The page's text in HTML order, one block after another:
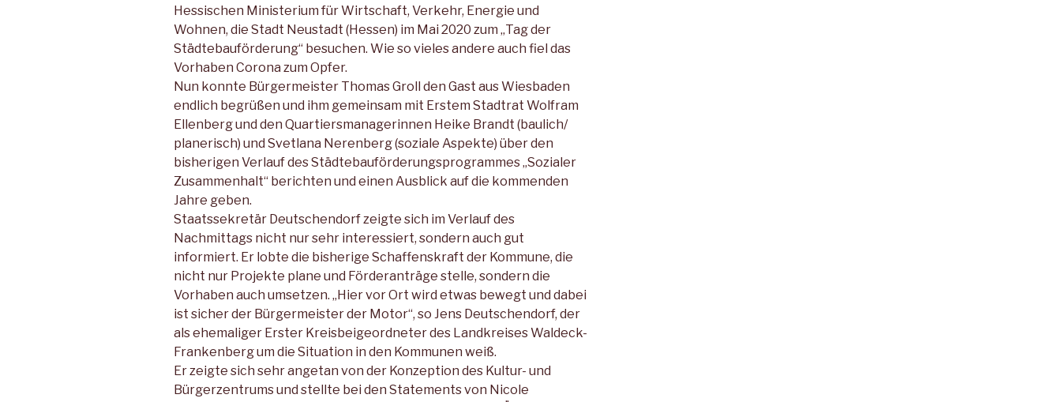
Hessischen Ministerium für Wirtschaft, Verkehr, Energie und
Wohnen, die Stadt Neustadt (Hessen) im Mai 2020 zum „Tag der
Städtebauförderung“ besuchen. Wie so vieles andere auch fiel das
Vorhaben Corona zum Opfer.
Nun konnte Bürgermeister Thomas Groll den Gast aus Wiesbaden
endlich begrüßen und ihm gemeinsam mit Erstem Stadtrat Wolfram
Ellenberg und den Quartiersmanagerinnen Heike Brandt (baulich/
planerisch) und Svetlana Nerenberg (soziale Aspekte) über den
bisherigen Verlauf des Städtebauförderungsprogrammes „Sozialer
Zusammenhalt“ berichten und einen Ausblick auf die kommenden
Jahre geben.
Staatssekretär Deutschendorf zeigte sich im Verlauf des
Nachmittags nicht nur sehr interessiert, sondern auch gut
informiert. Er lobte die bisherige Schaffenskraft der Kommune, die
nicht nur Projekte plane und Förderanträge stelle, sondern die
Vorhaben auch umsetzen. „Hier vor Ort wird etwas bewegt und dabei
ist sicher der Bürgermeister der Motor“, so Jens Deutschendorf, der
als ehemaliger Erster Kreisbeigeordneter des Landkreises Waldeck-
Frankenberg um die Situation in den Kommunen weiß.
Er zeigte sich sehr angetan von der Konzeption des Kultur- und
Bürgerzentrums und stellte bei den Statements von Nicole